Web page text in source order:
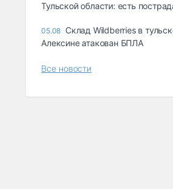
Тульской области: есть
05.08 Склад Wildberries в
Алексине атакован БПЛА
Все новости